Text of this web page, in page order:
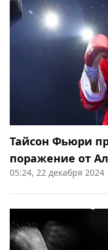
Тайсон Фьюри
поражение от
05:24, 22 декабря 2024